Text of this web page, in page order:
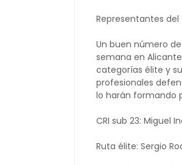
Representantes
Un buen número
semana en
categorías élite y
profesionales
lo harán formando
CRI sub 23: Miguel
Ruta élite: Sergio